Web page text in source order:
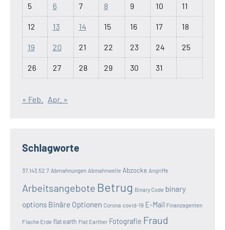
5 6 7 8 9 10 11
12 13 14 15 16 17 18
19 20 21 22 23 24 25
26 27 28 29 30 31
« Feb. Apr. »
Schlagworte
37.143.52.7 Abmahnungen Abmahnwelle Abzocke Angriffe
Arbeitsangebote Betrug Binary Code binary
options Binäre Optionen Corona covid-19 E-Mail Finanzagenten
Flache Erde flat earth Flat Earther Fotografie Fraud